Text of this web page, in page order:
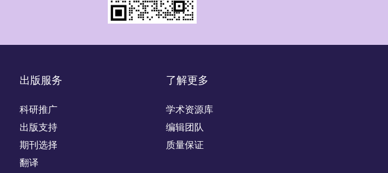
出版服务
科研推广
出版支持
期刊选择
翻译
了解更多
学术资源库
编辑团队
质量保证